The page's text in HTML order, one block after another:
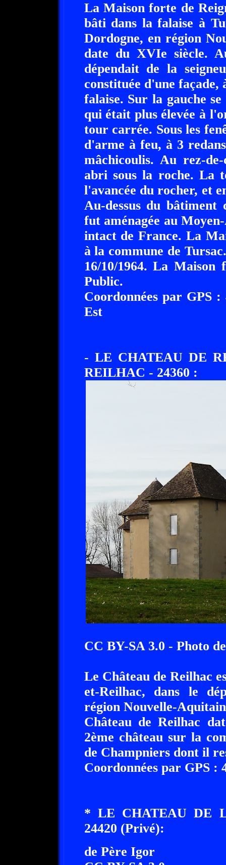
La Maison forte de
bâti dans la falaise à
Dordogne, en région
date du XVIe siècle.
dépendait de la
constituée d'une façade,
falaise. Sur la gauche
qui était plus élevée à
tour carrée. Sous les
d'arme à feu, à 3
mâchicoulis. Au rez-
abri sous la roche. La
l'avancée du rocher, et
Au-dessus du bâtiment
fut aménagée au
intact de France. La
à la commune de
16/10/1964. La
Public.
Coordonnées par GPS
Est
- LE CHATEAU DE
REILHAC - 24360 :
CC BY-SA 3.0 - Photo
Le Château de Reilhac
et-Reilhac, dans le
région Nouvelle-
Château de Reilhac
2ème château sur la
de Champniers dont il
Coordonnées par GPS :
* LE CHATEAU DE
24420 (Privé):
de Père Igor